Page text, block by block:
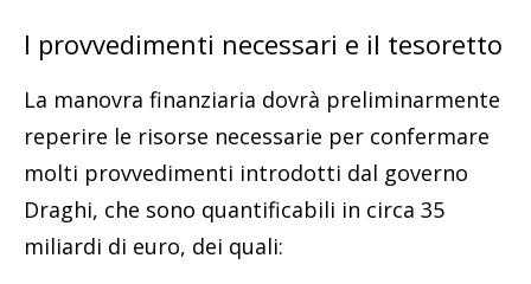
I provvedimenti necessari e il tesoretto
La manovra finanziaria dovrà preliminarmente
reperire le risorse necessarie per confermare
molti provvedimenti introdotti dal governo
Draghi, che sono quantificabili in circa 35
miliardi di euro, dei quali: